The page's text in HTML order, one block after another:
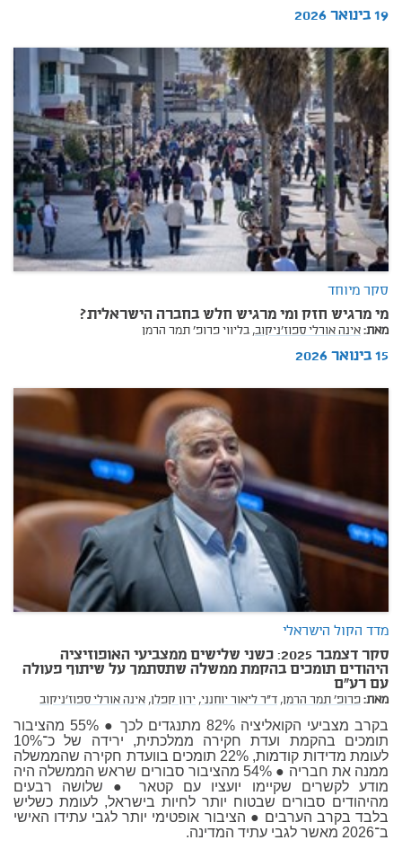
19 בינואר 2026
סקר מיוחד
מי מרגיש חזק ומי מרגיש חלש בחברה הישראלית?
מאת:אינה אורלי ספוז'ניקוב, בליווי פרופ' תמר הרמן
15 בינואר 2026
מדד הקול הישראלי
סקר דצמבר 2025: כשני שלישים ממצביעי האופוזיציה
היהודים תומכים בהקמת ממשלה שתסתמך על שיתוף פעולה
עם רע"ם
מאת:פרופ' תמר הרמן, ד"ר ליאור יוחנני, ירון קפלן, אינה אורלי ספוז'ניקוב
בקרב מצביעי הקואליציה 82% מתנגדים לכך ● 55% מהציבור
תומכים בהקמת ועדת חקירה ממלכתית, ירידה של כ־10%
לעומת מדידות קודמות, 22% תומכים בוועדת חקירה שהממשלה
ממנה את חבריה ● 54% מהציבור סבורים שראש הממשלה היה
מודע לקשרים שקיימו יועציו עם קטאר ● שלושה רבעים
מהיהודים סבורים שבטוח יותר לחיות בישראל, לעומת כשליש
בלבד בקרב הערבים ● הציבור אופטימי יותר לגבי עתידו האישי
ב־2026 מאשר לגבי עתיד המדינה.